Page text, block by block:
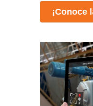
¡Conoce